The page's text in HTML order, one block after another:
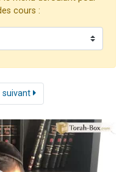
étudier en groupe sur Zoom
dans Torah-Box Music
cours :
suivant